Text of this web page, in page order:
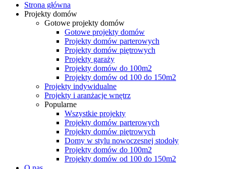
Strona główna
Projekty domów
Gotowe projekty domów
Gotowe projekty domów
Projekty domów parterowych
Projekty domów piętrowych
Projekty garaży
Projekty domów do 100m2
Projekty domów od 100 do 150m2
Projekty indywidualne
Projekty i aranżacje wnętrz
Popularne
Wszystkie projekty
Projekty domów parterowych
Projekty domów piętrowych
Domy w stylu nowoczesnej stodoły
Projekty domów do 100m2
Projekty domów od 100 do 150m2